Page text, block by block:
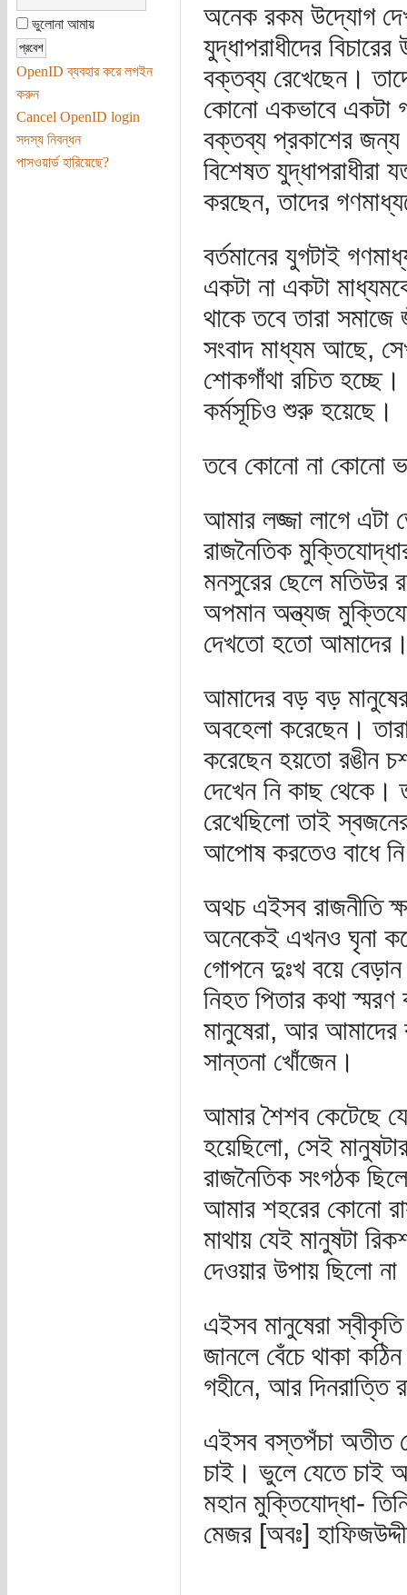
ভুলোনা আমায়
OpenID ব্যবহার করে লগইন
করুন
Cancel OpenID login
সদস্য নিবন্ধন
পাসওয়ার্ড হারিয়েছে?
অনেক রকম উদ্যোগ
যুদ্ধাপরাধীদের
বক্তব্য রেখেছেন।
কোনো একভাবে একটা
বক্তব্য প্রকাশের জন্য
বিশেষত যুদ্ধাপরাধীরা
করছেন, তাদের
বর্তমানের যুগটাই
একটা না একটা
থাকে তবে তারা
সংবাদ মাধ্যম আছে,
শোকগাঁথা রচিত
কর্মসূচিও শুরু হয়েছে।
তবে কোনো না কোনো
আমার লজ্জা লাগে এটা
রাজনৈতিক
মনসুরের ছেলে মতিউর
অপমান অন্ত্যজ
দেখতো হতো
আমাদের বড় বড়
অবহেলা করেছেন।
করেছেন হয়তো রঙীন
দেখেন নি কাছ থেকে।
রেখেছিলো তাই
আপোষ করতেও বাধে
অথচ এইসব রাজনীতি
অনেকেই এখনও ঘৃনা
গোপনে দুঃখ বয়ে
নিহত পিতার কথা
মানুষেরা, আর
সান্তনা খোঁজেন।
আমার শৈশব কেটেছে
হয়েছিলো, সেই
রাজনৈতিক সংগঠক
আমার শহরের কোনো
মাথায় যেই মানুষটা
দেওয়ার উপায় ছিলো
এইসব মানুষেরা স্বীকৃতি
জানলে বেঁচে থাকা
গহীনে, আর
এইসব বস্তপঁচা অতীত
চাই। ভুলে যেতে চাই
মহান মুক্তিযোদ্ধা-
মেজর [অবঃ]